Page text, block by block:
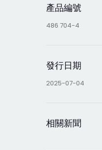
產品編號
486 704-4
發行日期
2025-07-04
相關新聞